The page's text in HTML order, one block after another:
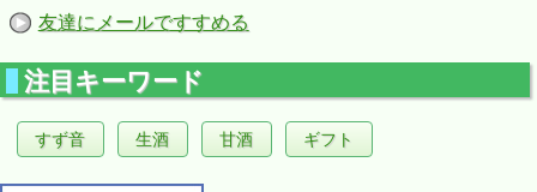
友達にメールですすめる
注目キーワード
すず音 生酒 甘酒 ギフト